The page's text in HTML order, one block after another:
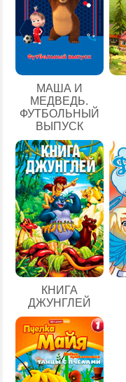
МАША И
МЕДВЕДЬ.
ФУТБОЛЬНЫЙ
ВЫПУСК
КНИГА
ДЖУНГЛЕЙ